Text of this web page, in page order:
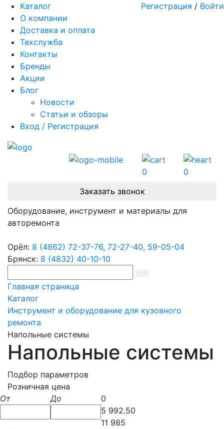
Каталог
О компании
Доставка и оплата
Техслужба
Контакты
Бренды
Акции
Блог
Новости
Статьи и обзоры
Вход / Регистрация
Регистрация / Войти
0
0
Заказать звонок
Оборудование, инструмент и материалы для
авторемонта
Орёл: 8 (4862) 72-37-76, 72-27-40, 59-05-04
Брянск: 8 (4832) 40-10-10
Главная страница
Каталог
Инструмент и оборудование для кузовного
ремонта
Напольные системы
Напольные системы
Подбор параметров
Розничная цена
От
До
0
5 992.50
11 985